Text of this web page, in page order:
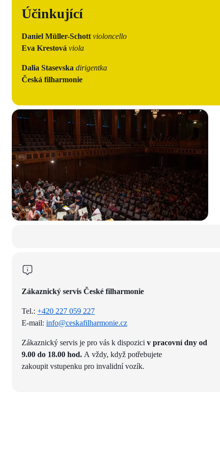
Účinkující
Daniel Müller-Schott violoncello
Eva Krestová viola
Dalia Stasevska dirigentka
Česká filharmonie
Zákaznický servis České filharmonie
Tel.: +420 227 059 227
E-mail: info@ceskafilharmonie.cz
Zákaznický servis je pro vás k dispozici v pracovní dny od
9.00 do 18.00 hod. A vždy, když potřebujete
zakoupit vstupenku pro invalidní vozík.